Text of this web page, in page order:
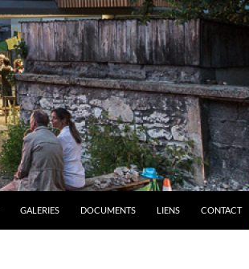
GALERIES DOCUMENTS LIENS CONTACT